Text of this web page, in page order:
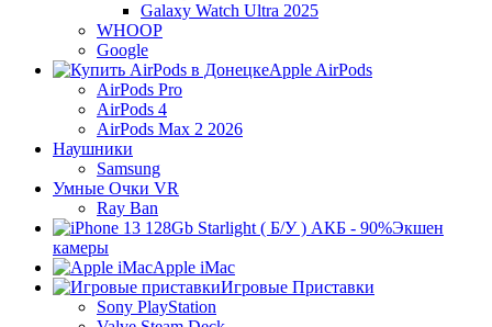
Galaxy Watch Ultra 2025
WHOOP
Google
Apple AirPods
AirPods Pro
AirPods 4
AirPods Max 2 2026
Наушники
Samsung
Умные Очки VR
Ray Ban
Экшен
камеры
Apple iMac
Игровые Приставки
Sony PlayStation